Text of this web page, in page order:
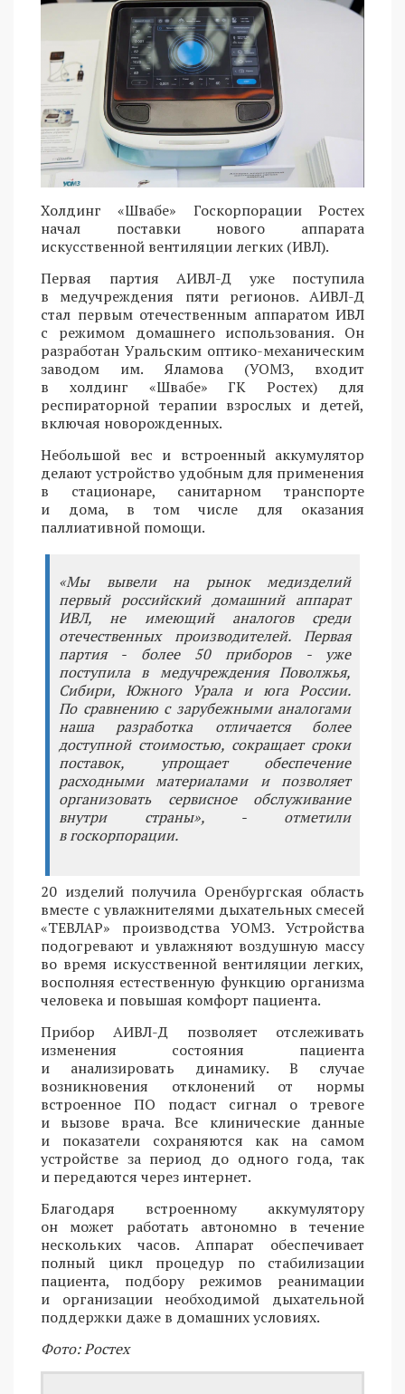
Холдинг «Швабе» Госкорпорации Ростех
начал поставки нового аппарата
искусственной вентиляции легких (ИВЛ).
Первая партия АИВЛ-Д уже поступила
в медучреждения пяти регионов. АИВЛ-Д
стал первым отечественным аппаратом ИВЛ
с режимом домашнего использования. Он
разработан Уральским оптико-механическим
заводом им. Яламова (УОМЗ, входит
в холдинг «Швабе» ГК Ростех) для
респираторной терапии взрослых и детей,
включая новорожденных.
Небольшой вес и встроенный аккумулятор
делают устройство удобным для применения
в стационаре, санитарном транспорте
и дома, в том числе для оказания
паллиативной помощи.
«Мы вывели на рынок медизделий
первый российский домашний аппарат
ИВЛ, не имеющий аналогов среди
отечественных производителей. Первая
партия - более 50 приборов - уже
поступила в медучреждения Поволжья,
Сибири, Южного Урала и юга России.
По сравнению с зарубежными аналогами
наша разработка отличается более
доступной стоимостью, сокращает сроки
поставок, упрощает обеспечение
расходными материалами и позволяет
организовать сервисное обслуживание
внутри страны», - отметили
в госкорпорации.
20 изделий получила Оренбургская область
вместе с увлажнителями дыхательных смесей
«ТЕВЛАР» производства УОМЗ. Устройства
подогревают и увлажняют воздушную массу
во время искусственной вентиляции легких,
восполняя естественную функцию организма
человека и повышая комфорт пациента.
Прибор АИВЛ-Д позволяет отслеживать
изменения состояния пациента
и анализировать динамику. В случае
возникновения отклонений от нормы
встроенное ПО подаст сигнал о тревоге
и вызове врача. Все клинические данные
и показатели сохраняются как на самом
устройстве за период до одного года, так
и передаются через интернет.
Благодаря встроенному аккумулятору
он может работать автономно в течение
нескольких часов. Аппарат обеспечивает
полный цикл процедур по стабилизации
пациента, подбору режимов реанимации
и организации необходимой дыхательной
поддержки даже в домашних условиях.
Фото: Ростех